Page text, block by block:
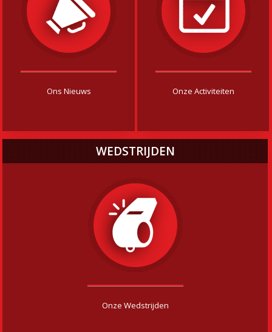
Ons Nieuws Onze Activiteiten
WEDSTRIJDEN
Onze Wedstrijden